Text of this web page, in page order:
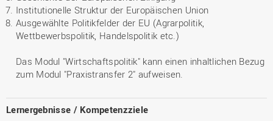
Institutionelle Struktur der Europäischen Union
Ausgewählte Politikfelder der EU (Agrarpolitik,
Wettbewerbspolitik, Handelspolitik etc.)
Das Modul "Wirtschaftspolitik" kann einen inhaltlichen Bezug
zum Modul "Praxistransfer 2" aufweisen.
Lernergebnisse / Kompetenzziele